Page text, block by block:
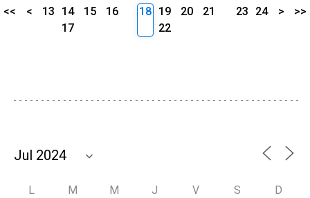
<< < 13 14 15
16
17
18 19 20
21
22
23 24 > >>
L M M J V S D